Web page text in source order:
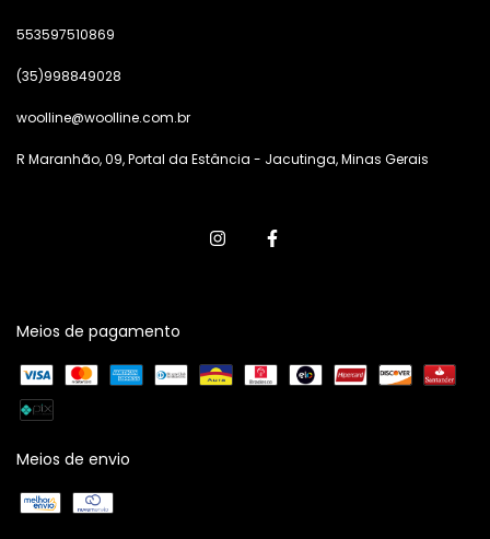
553597510869
(35)998849028
woolline@woolline.com.br
R Maranhão, 09, Portal da Estância - Jacutinga, Minas Gerais
Meios de pagamento
Meios de envio